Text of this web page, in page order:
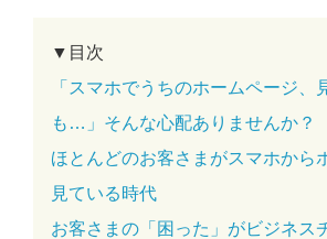
▼目次
「スマホでうちのホームページ、
も…」そんな心配ありませんか？
ほとんどのお客さまがスマホから
見ている時代
お客さまの「困った」がビジネス